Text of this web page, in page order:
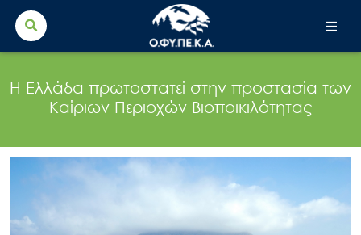
Search
for:
Η Ελλάδα πρωτοστατεί στην προστασία των
Καίριων Περιοχών Βιοποικιλότητας